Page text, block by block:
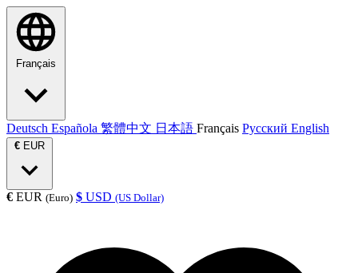
Français
Deutsch Española 繁體中文 日本語 Français Русский English
€ EUR
€ EUR (Euro) $ USD (US Dollar)